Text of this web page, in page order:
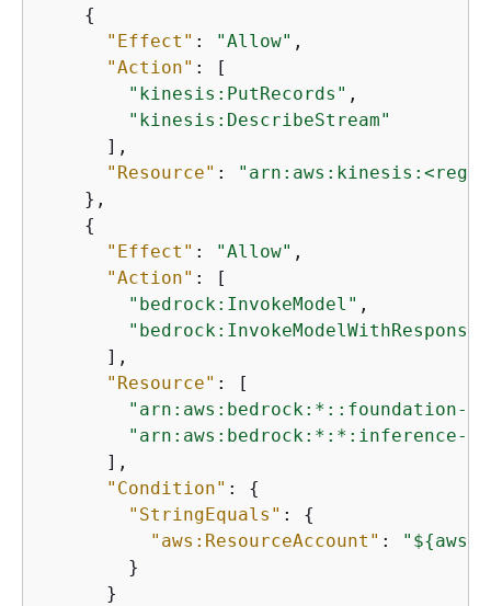
{
"Effect" : "Allow" ,
"Action" : [
"kinesis:PutRecords" ,
"kinesis:DescribeStream"
      ],
"Resource" :
    },
{
"Effect" : "Allow" ,
"Action" : [
"bedrock:InvokeModel" ,
      ],
"Resource" : [
"arn:aws:bedrock:*::foundation-
"arn:aws:bedrock:*:*:inference-
      ],
"Condition" : {
"StringEquals" : {
"aws:ResourceAccount" : "${
        }
      }